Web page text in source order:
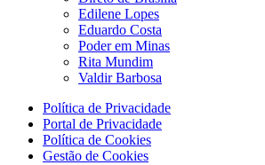
Edilene Lopes
Eduardo Costa
Poder em Minas
Rita Mundim
Valdir Barbosa
Política de Privacidade
Portal de Privacidade
Política de Cookies
Gestão de Cookies